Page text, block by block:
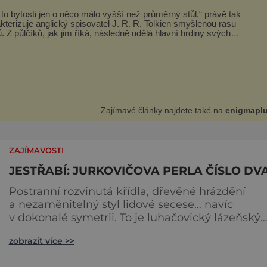
to bytosti jen o něco málo vyšší než průměrný stůl,“ právě tak
anglický spisovatel J. R. R. Tolkien smyšlenou rasu
Zajímavé články najdete také na
ZAJÍMAVOSTI
JESTŘABÍ: JURKOVIČOVA PERLA ČÍSLO
Postranní rozvinutá křídla, dřevěné hrázdění
a nezaměnitelný styl lidové secese… navíc
v dokonalé symetrii. To je luhačovický lázeňský
Dušana Jurkoviče nasávat plnými doušky! „Hotel
zobrazit více >>